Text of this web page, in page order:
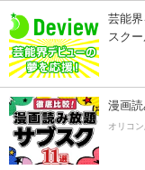
芸能
スク
漫画読
オリコ